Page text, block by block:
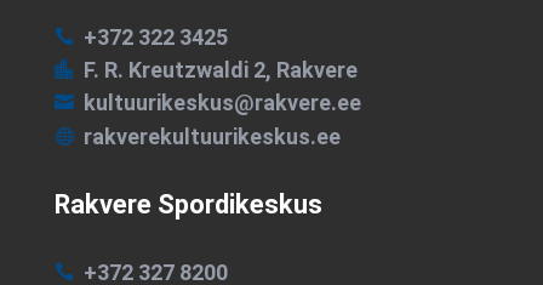
 +372 322 3425
 F. R. Kreutzwaldi 2, Rakvere
 kultuurikeskus@rakvere.ee
 rakverekultuurikeskus.ee
Rakvere Spordikeskus
 +372 327 8200